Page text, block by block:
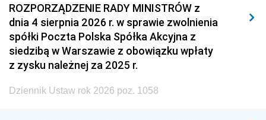
2011 2010 2009
2008 2007 2006
2005 2004 2003
2002 2001
1999 1998
ROZPORZĄDZENIE RADY MINISTRÓW z
dnia 4 sierpnia 2026 r. w sprawie zwolnienia
spółki Poczta Polska Spółka Akcyjna z
siedzibą w Warszawie z obowiązku wpłaty
z zysku należnej za 2025 r.
Dziennik Ustaw rok 2026 poz. 1058